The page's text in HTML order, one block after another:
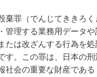
棄罪（でんじてききろく
管理する業務用データや
たは改ざんする行為を処
す。この罪は、日本の
社会の重要な財産である